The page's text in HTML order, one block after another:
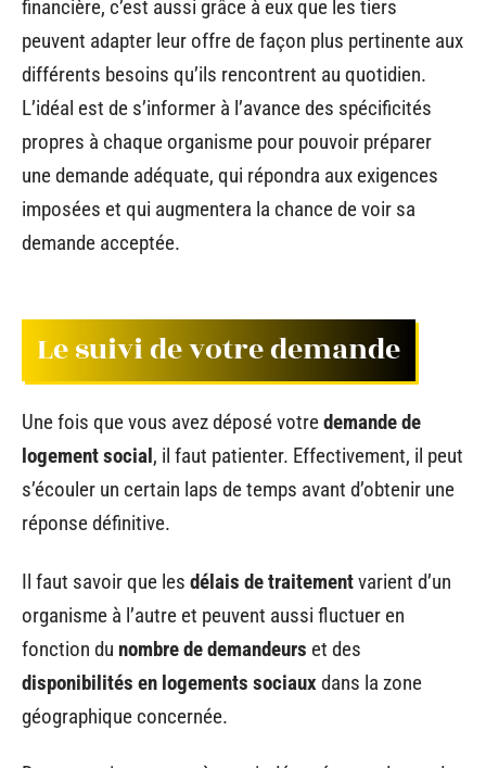
financière, c’est aussi grâce à eux que les tiers
peuvent adapter leur offre de façon plus pertinente aux
différents besoins qu’ils rencontrent au quotidien.
L’idéal est de s’informer à l’avance des spécificités
propres à chaque organisme pour pouvoir préparer
une demande adéquate, qui répondra aux exigences
imposées et qui augmentera la chance de voir sa
demande acceptée.
Le suivi de votre demande
Une fois que vous avez déposé votredemande de
logement social, il faut patienter. Effectivement, il peut
s’écouler un certain laps de temps avant d’obtenir une
réponse définitive.
Il faut savoir que les délais de traitementvarient d’un
organisme à l’autre et peuvent aussi fluctuer en
fonction du nombre de demandeurs et des
disponibilités en logements sociaux dans la zone
géographique concernée.